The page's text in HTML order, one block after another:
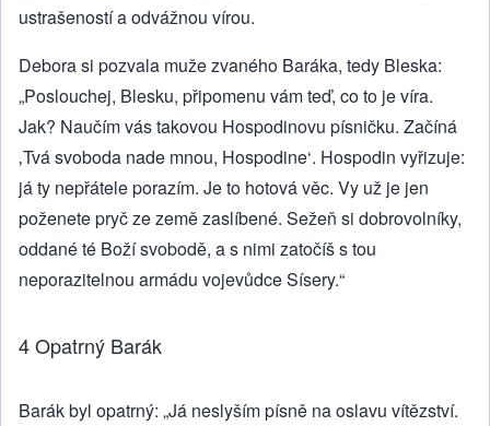
ustrašeností a odvážnou vírou.
Debora si pozvala muže zvaného Baráka, tedy Bleska:
„Poslouchej, Blesku, připomenu vám teď, co to je víra.
Jak? Naučím vás takovou Hospodinovu písničku. Začíná
‚Tvá svoboda nade mnou, Hospodine‘. Hospodin vyřizuje:
já ty nepřátele porazím. Je to hotová věc. Vy už je jen
poženete pryč ze země zaslíbené. Sežeň si dobrovolníky,
oddané té Boží svobodě, a s nimi zatočíš s tou
neporazitelnou armádu vojevůdce Sísery.“
4 Opatrný Barák
Barák byl opatrný: „Já neslyším písně na oslavu vítězství.